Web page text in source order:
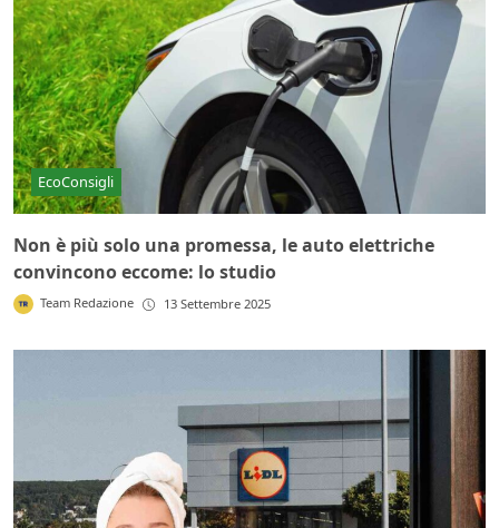
EcoConsigli
Non è più solo una promessa, le auto elettriche
convincono eccome: lo studio
Team Redazione 13 Settembre 2025